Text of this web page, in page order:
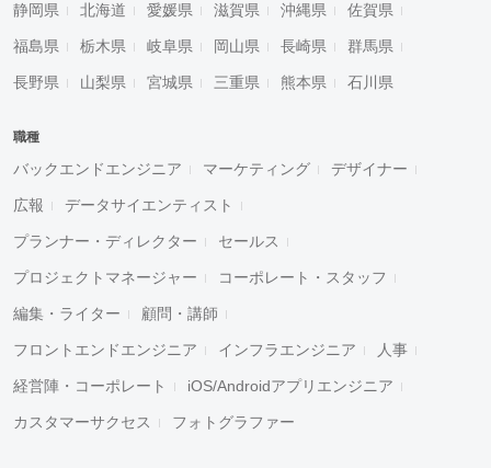
静岡県 北海道 愛媛県 滋賀県 沖縄県 佐賀県
福島県 栃木県 岐阜県 岡山県 長崎県 群馬県
長野県 山梨県 宮城県 三重県 熊本県 石川県
職種
バックエンドエンジニア マーケティング デザイナー
広報 データサイエンティスト
プランナー・ディレクター セールス
プロジェクトマネージャー コーポレート・スタッフ
編集・ライター 顧問・講師
フロントエンドエンジニア インフラエンジニア 人事
経営陣・コーポレート iOS/Androidアプリエンジニア
カスタマーサクセス フォトグラファー